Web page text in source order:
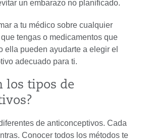
un embarazo no planificado.
a tu médico sobre cualquier
tengas o medicamentos que
ella pueden ayudarte a elegir el
adecuado para ti.
los tipos de
de anticonceptivos. Cada
Conocer todos los métodos te